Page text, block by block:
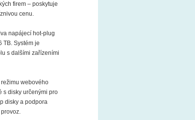
firem – poskytuje
cenu.
napájecí hot-plug
TB. Systém je
s dalšími zařízeními
webového
s disky určenými pro
disky a podpora